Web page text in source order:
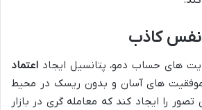
نفس کاذب
های حساب دمو، پتانسیل ایجاد اعتماد
های آسان و بدون ریسک در محیط
را ایجاد کند که معامله گری در بازار